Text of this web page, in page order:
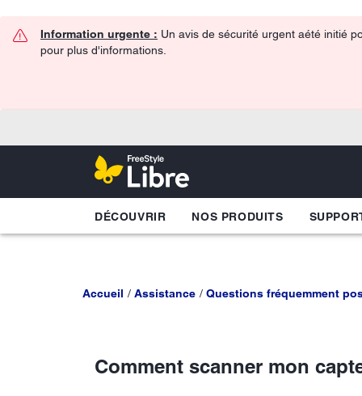
Information urgente : Un avis de sécurité urgent aété initié
pour plus d'informations.
DÉCOUVRIR NOS PRODUITS
Accueil Assistance Questions fréquemment
Comment scanner mon